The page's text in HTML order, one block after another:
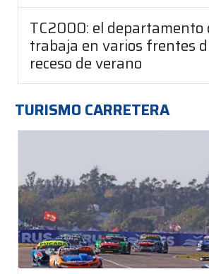
TC2000: el departamento
trabaja en varios frentes
receso de verano
TURISMO CARRETERA